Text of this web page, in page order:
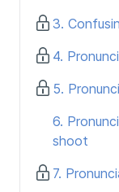
3.
4.
5.
6.
shoot
7.